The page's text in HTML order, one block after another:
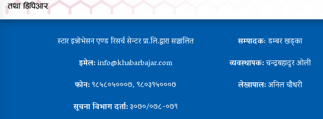
स्टार इन्नोभेसन एण्ड रिसर्च सेन्टर प्रा.लि.द्वारा सञ्चालित
इमेल:info@khabarbajar.com
फोन:९८५८०५०००७, ९८०३९५०००७
सूचना विभाग दर्ता:३०७०/०७८-०७९
सम्पादकःडम्बर खड्का
व्यवस्थापक:चन्द्रबहादुर ओली
लेखापाल:अनिल चौधरी